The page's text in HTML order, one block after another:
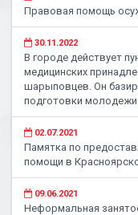
Правовая помощь
30.11.2022
В городе действует
медицинских
шарыповцев. Он
подготовки
02.07.2021
Памятка по
помощи в
09.06.2021
Неформальная